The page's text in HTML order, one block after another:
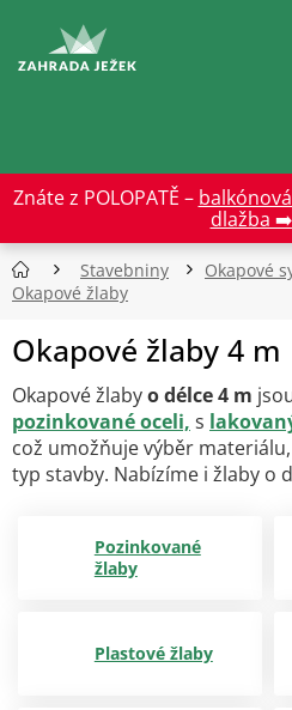
obsah
Znáte z POLOPATĚ –
dlažba ➡️
Stavebniny
Okapové
Okapové žlaby
Okapové žlaby 4 m
Okapové žlabyo délce 4 m
pozinkované oceli, s
což umožňuje výběr
typ stavby. Nabízíme i žlaby o
Pozinkované
žlaby
Plastové žlaby